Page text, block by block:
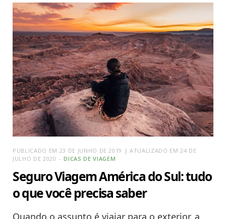
PUBLICADO EM 23 DE JUNHO DE 2019 | ATUALIZADO EM 24 DE
JULHO DE 2020
DICAS DE VIAGEM
Seguro Viagem América do Sul: tudo
o que você precisa saber
Quando o assunto é viajar para o exterior, a